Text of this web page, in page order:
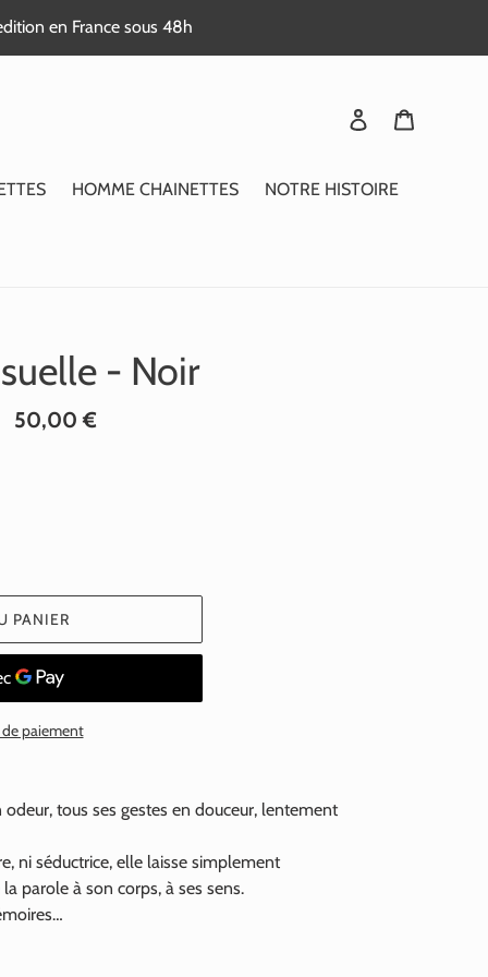
en France sous 48h
Se connecter
HOMME CHAINETTES
NOTRE HISTOIRE
- Noir
Prix
50,00 €
PANIER
paiement
tous ses gestes en douceur, lentement
ni séductrice, elle laisse simplement
parole à son corps, à ses sens.